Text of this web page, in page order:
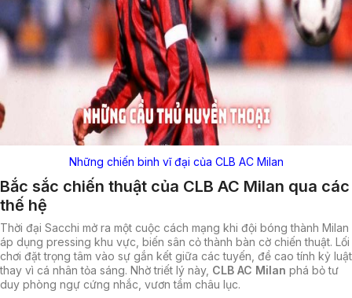
Những chiến binh vĩ đại của CLB AC Milan
Bắc sắc chiến thuật của CLB AC Milan qua các
thế hệ
Thời đại Sacchi mở ra một cuộc cách mạng khi đội bóng thành Milan
áp dụng pressing khu vực, biến sân cỏ thành bàn cờ chiến thuật. Lối
chơi đặt trọng tâm vào sự gắn kết giữa các tuyến, đề cao tính kỷ luật
thay vì cá nhân tỏa sáng. Nhờ triết lý này, CLB AC Milan phá bỏ tư
duy phòng ngự cứng nhắc, vươn tầm châu lục.